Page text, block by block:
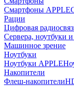
Смартфоны APPLE
Рации
Цифровая
Сервера, ноутбуки
Машинное зрение
Ноутбуки
Ноутбуки APPLE
Накопители
Флеш-накопители